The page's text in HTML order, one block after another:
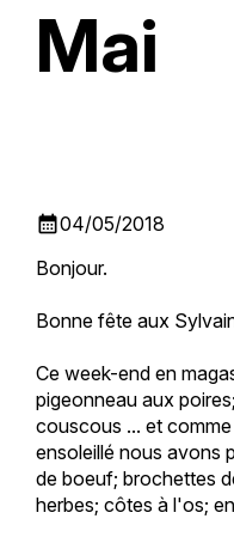
Mai
calendar_month04/05/2018
Bonjour.
Bonne fête aux
Ce week-end en
pigeonneau aux
couscous ... et
ensoleillé nous avons
de boeuf; brochettes
herbes; côtes à l'os;